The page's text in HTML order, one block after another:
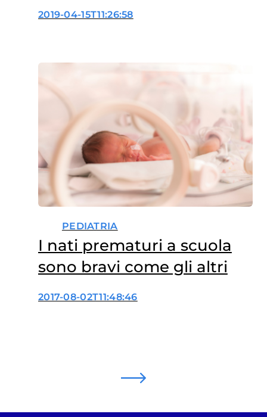
anni
2019-04-15T11:26:58
PEDIATRIA
I nati prematuri a scuola
sono bravi come gli altri
2017-08-02T11:48:46